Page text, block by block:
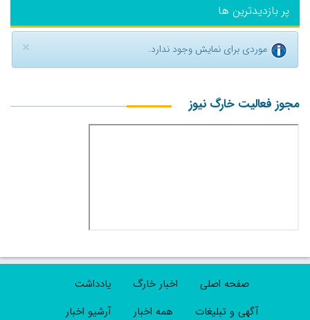
پر بازدیدترین ها
× موردی برای نمایش وجود ندارد.
مجوز فعالیت خارگ نیوز
صفحه اصلی اخبار خارگ
یادداشت
آگهی و تبلیغات
همه اخبار آرشیو اخبار